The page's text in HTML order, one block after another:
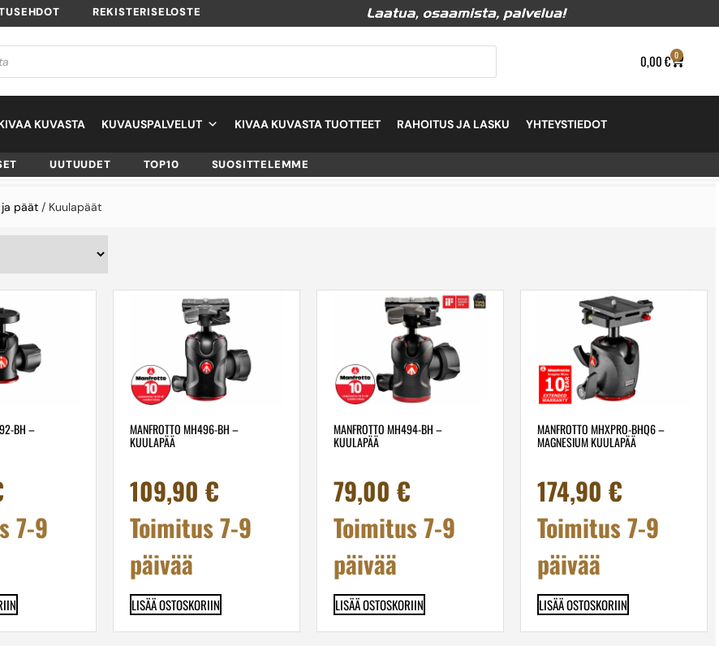
REKISTERISELOSTE
0,00€ 0
KUVASTA KUVAUSPALVELUT KIVAA KUVASTA TUOTTEET RAHOITUS JA LASKU YHTEYSTIEDOT
UUTUUDET TOP10 SUOSITTELEMME
päät / Kuulapäät
BH –
7-9
MANFROTTO MH496-BH –
KUULAPÄÄ
109,90 €
Toimitus 7-9
päivää
LISÄÄ OSTOSKORIIN
MANFROTTO MH494-BH –
KUULAPÄÄ
79,00 €
Toimitus 7-9
päivää
LISÄÄ OSTOSKORIIN
MANFROTTO MHXPRO-BHQ6 –
MAGNESIUM KUULAPÄÄ
174,90 €
Toimitus 7-9
päivää
LISÄÄ OSTOSKORIIN